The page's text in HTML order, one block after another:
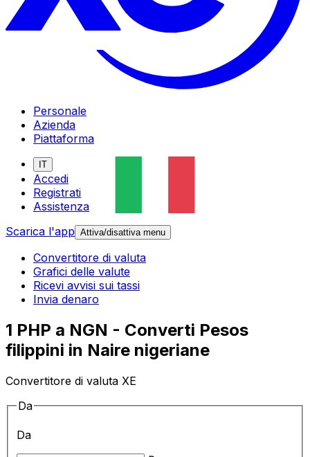
Personale
Azienda
Piattaforma
IT
Accedi
Registrati
Assistenza
Scarica l'app Attiva/disattiva menu
Convertitore di valuta
Grafici delle valute
Ricevi avvisi sui tassi
Invia denaro
1 PHP a NGN - Converti Pesos
filippini in Naire nigeriane
Convertitore di valuta XE
Da
Da